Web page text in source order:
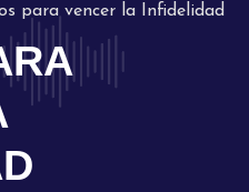
para vencer la Infidelidad